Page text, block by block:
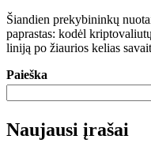
Šiandien prekybininkų
paprastas: kodėl
liniją po žiaurios kelias
Paieška
Naujausi įrašai